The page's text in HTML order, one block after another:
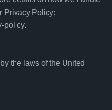
Privacy Policy:
policy.